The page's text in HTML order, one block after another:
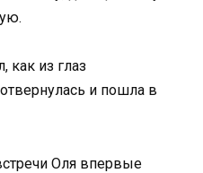
как из глаз
и пошла в
Оля впервые